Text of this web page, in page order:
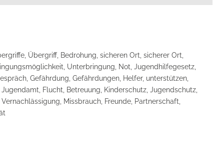
Übergriff, Bedrohung, sicheren Ort, sicherer Ort,
Unterbringung, Not, Jugendhilfegesetz,
Gefährdung, Gefährdungen, Helfer, unterstützen,
Flucht, Betreuung, Kinderschutz, Jugendschutz,
Missbrauch, Freunde, Partnerschaft,